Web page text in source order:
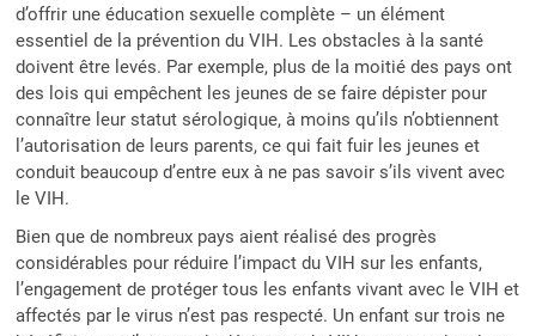
d’offrir une éducation sexuelle complète – un élément
essentiel de la prévention du VIH. Les obstacles à la santé
doivent être levés. Par exemple, plus de la moitié des pays ont
des lois qui empêchent les jeunes de se faire dépister pour
connaître leur statut sérologique, à moins qu’ils n’obtiennent
l’autorisation de leurs parents, ce qui fait fuir les jeunes et
conduit beaucoup d’entre eux à ne pas savoir s’ils vivent avec
le VIH.
Bien que de nombreux pays aient réalisé des progrès
considérables pour réduire l’impact du VIH sur les enfants,
l’engagement de protéger tous les enfants vivant avec le VIH et
affectés par le virus n’est pas respecté. Un enfant sur trois ne